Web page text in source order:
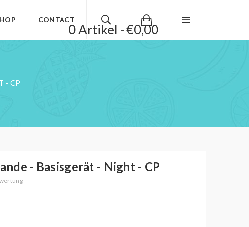
0 Artikel - €0,00
CONTACT
CP
- Basisgerät - Night - CP